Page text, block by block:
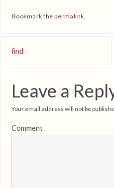
Bookmark thepermalink
find
Leave a
Your email address will not be
Comment